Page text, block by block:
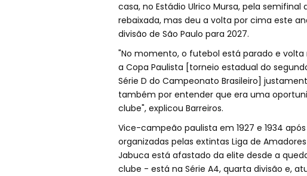
casa, no Estádio Ulrico Mursa, pela
rebaixada, mas deu a volta por cima este
divisão de São Paulo para 2027.
"No momento, o futebol está parado e
a Copa Paulista [torneio estadual do
Série D do Campeonato Brasileiro]
também por entender que era uma
clube", explicou Barreiros.
Vice-campeão paulista em 1927 e 1934
organizadas pelas extintas Liga de
Jabuca está afastado da elite desde a
clube - está na Série A4, quarta divisão e,